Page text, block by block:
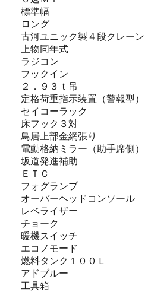
標準幅
ロング
古河ユニック製４段クレーン
上物同年式
ラジコン
フックイン
２．９３ｔ吊
定格荷重指示装置（警報型）
セイコーラック
床フック３対
鳥居上部金網張り
電動格納ミラー（助手席側）
坂道発進補助
ＥＴＣ
フォグランプ
オーバーヘッドコンソール
レベライザー
チョーク
暖機スイッチ
エコノモード
燃料タンク１００Ｌ
アドブルー
工具箱